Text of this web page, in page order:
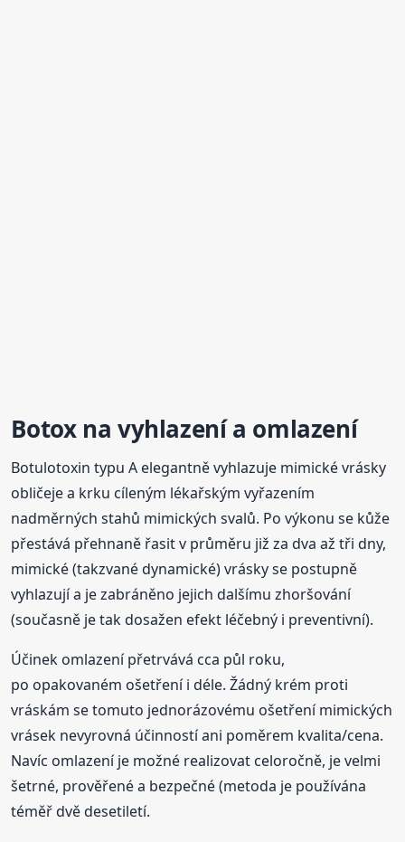
Botox na vyhlazení a omlazení
Botulotoxin typu A elegantně vyhlazuje mimické vrásky
obličeje a krku cíleným lékařským vyřazením
nadměrných stahů mimických svalů. Po výkonu se kůže
přestává přehnaně řasit v průměru již za dva až tři dny,
mimické (takzvané dynamické) vrásky se postupně
vyhlazují a je zabráněno jejich dalšímu zhoršování
(současně je tak dosažen efekt léčebný i preventivní).
Účinek omlazení přetrvává cca půl roku,
po opakovaném ošetření i déle. Žádný krém proti
vráskám se tomuto jednorázovému ošetření mimických
vrásek nevyrovná účinností ani poměrem kvalita/cena.
Navíc omlazení je možné realizovat celoročně, je velmi
šetrné, prověřené a bezpečné (metoda je používána
téměř dvě desetiletí.